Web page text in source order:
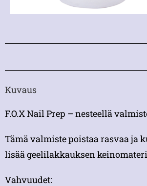
Kuvaus
F.O.X Nail Prep – nesteellä
Tämä valmiste poistaa rasvaa ja
lisää geelilakkauksen
Vahvuudet: